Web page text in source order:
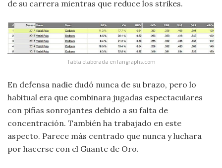
de su carrera mientras que reduce los strikes.
Tabla elaborada en fangraphs.com
En defensa nadie dudó nunca de su brazo, pero lo
habitual era que combinara jugadas espectaculares
con pifias sonrojantes debido a su falta de
concentración. También ha trabajado en este
aspecto. Parece más centrado que nunca y luchara
por hacerse con el Guante de Oro.